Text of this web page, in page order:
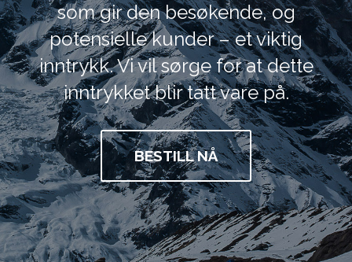
som gir den besøkende, og
potensielle kunder – et viktig
inntrykk. Vi vil sørge for at dette
inntrykket blir tatt vare på.
BESTILL NÅ